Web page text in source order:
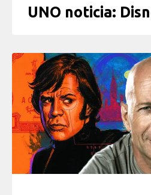
UNO noticia: